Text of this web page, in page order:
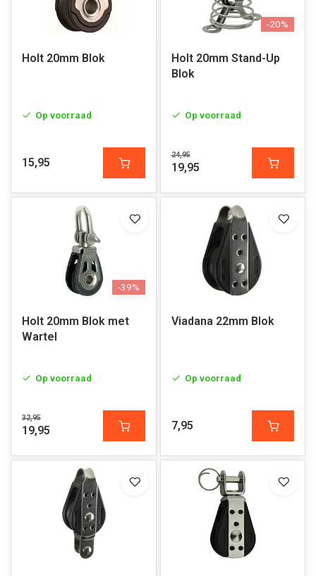
Holt 20mm Blok
Op voorraad
15,95
-20%
Holt 20mm Stand-Up
Blok
Op voorraad
24,95
19,95
-39%
Holt 20mm Blok met
Wartel
Op voorraad
32,95
19,95
Viadana 22mm Blok
Op voorraad
7,95